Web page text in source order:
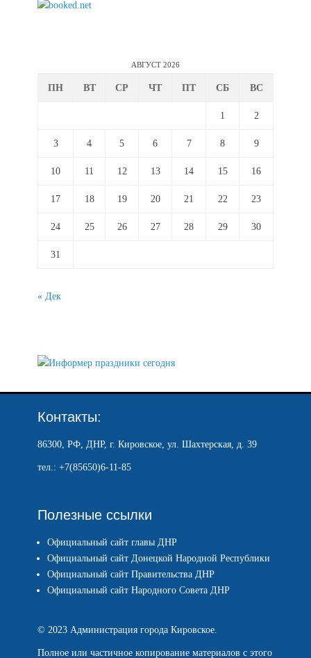
АВГУСТ 2026
ПН ВТ СР ЧТ ПТ СБ ВС
1 2
3 4 5 6 7 8 9
10 11 12 13 14 15 16
17 18 19 20 21 22 23
24 25 26 27 28 29 30
31
« Дек
Контакты:
86300, РФ, ДНР, г. Кировское, ул. Шахтерская, д. 39
тел.: +7(85650)6-11-85
Полезные ссылки
Официальный сайт главы ДНР
Официальный сайт Донецкой Народной Республики
Официальный сайт Правительства ДНР
Официальный сайт Народного Совета ДНР
© 2023 Администрация города Кировское.
Полное или частичное копирование материалов с этого